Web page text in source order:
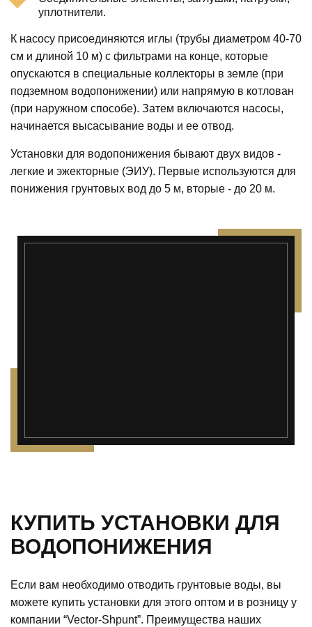
уплотнители.
К насосу присоединяются иглы (трубы диаметром 40-70
см и длиной 10 м) с фильтрами на конце, которые
опускаются в специальные коллекторы в земле (при
подземном водопонижении) или напрямую в котлован
(при наружном способе). Затем включаются насосы,
начинается высасывание воды и ее отвод.
Установки для водопонижения бывают двух видов -
легкие и эжекторные (ЭИУ). Первые используются для
понижения грунтовых вод до 5 м, вторые - до 20 м.
");">
КУПИТЬ УСТАНОВКИ ДЛЯ
ВОДОПОНИЖЕНИЯ
Если вам необходимо отводить грунтовые воды, вы
можете купить установки для этого оптом и в розницу у
компании “Vector-Shpunt”. Преимущества наших